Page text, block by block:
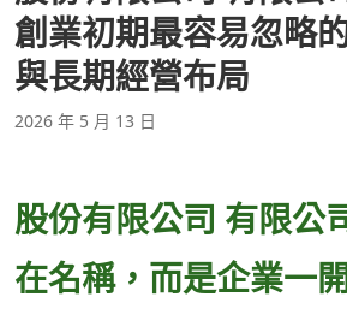
創業初期最容易忽略
與長期經營布局
2026 年 5 月 13 日
股份有限公司 有限公
在名稱，而是企業一